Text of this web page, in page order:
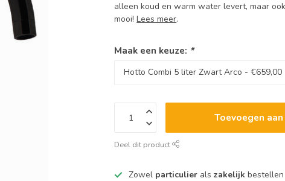
alleen koud en warm water levert, maar
mooi!Lees meer.
Maak een keuze: *
Toevoegen
Deel dit product
Zowel particulier alszakelijk bestellen